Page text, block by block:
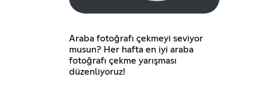
Araba fotoğrafı çekmeyi seviyor
musun? Her hafta en iyi araba
fotoğrafı çekme yarışması
düzenliyoruz!